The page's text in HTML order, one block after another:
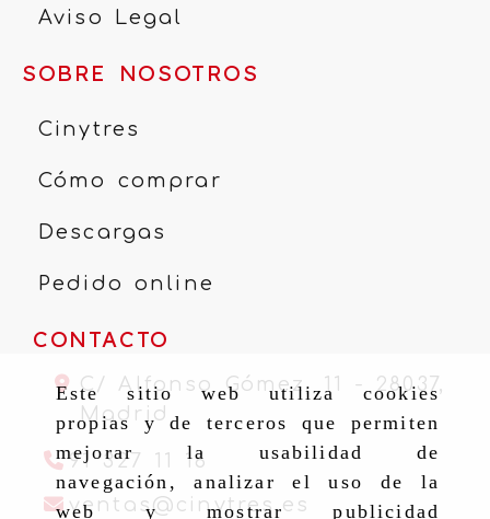
Este sitio web utiliza cookies
propias y de terceros que permiten
mejorar la usabilidad de
navegación, analizar el uso de la
web y mostrar publicidad
Aviso Legal
SOBRE NOSOTROS
Cinytres
Cómo comprar
Descargas
Pedido online
CONTACTO
C/ Alfonso Gómez, 11 - 28037,
Madrid
91 327 11 16
ventas cinytres.es ventas